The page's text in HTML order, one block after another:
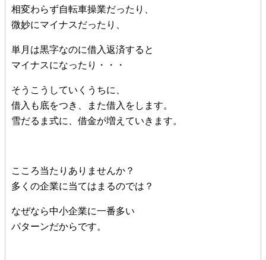
相変わらず自転車操業だったり、
微妙にマイナスだったり、
単月は黒字なのに借入返済すると
マイナスになったり・・・
そうこうしていくうちに、
借入も底をつき、また借入をします。
雪だるま式に、借金が増えていきます。
こころ当たりありませんか？
多くの企業に当てはまるのでは？
なぜなら中小企業に一番多い
パターンだからです。